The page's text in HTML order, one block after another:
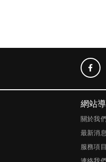
網站
關於我們
最新消
服務項目